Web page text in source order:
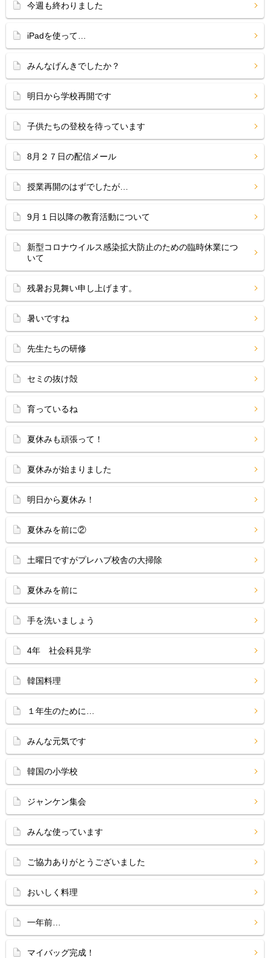
今週も終わりました
iPadを使って…
みんなげんきでしたか？
明日から学校再開です
子供たちの登校を待っています
8月２７日の配信メール
授業再開のはずでしたが…
9月１日以降の教育活動について
新型コロナウイルス感染拡大防止のための臨時休業につ
いて
残暑お見舞い申し上げます。
暑いですね
先生たちの研修
セミの抜け殻
育っているね
夏休みも頑張って！
夏休みが始まりました
明日から夏休み！
夏休みを前に②
土曜日ですがプレハブ校舎の大掃除
夏休みを前に
手を洗いましょう
4年 社会科見学
韓国料理
１年生のために…
みんな元気です
韓国の小学校
ジャンケン集会
みんな使っています
ご協力ありがとうございました
おいしく料理
一年前…
マイバッグ完成！